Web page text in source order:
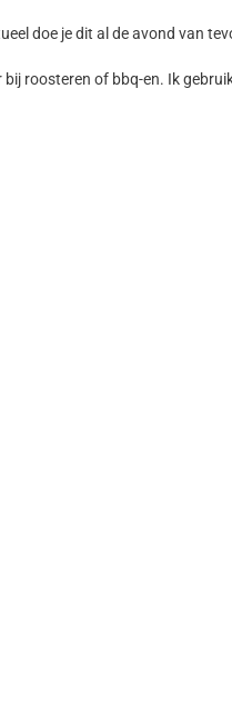
doe je dit al de avond van
roosteren of bbq-en. Ik